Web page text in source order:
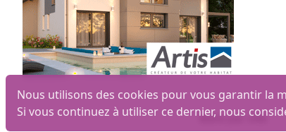
Nous utilisons des cookies pour vous garantir la
Si vous continuez à utiliser ce dernier, nous
Biens par ville